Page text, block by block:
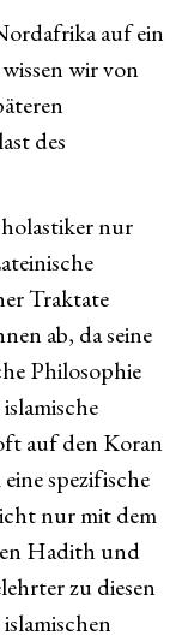
auf ein
wir von
des
nur
Traktate
ab, da seine
Philosophie
auf den Koran
spezifische
nur mit dem
Hadith und
zu diesen